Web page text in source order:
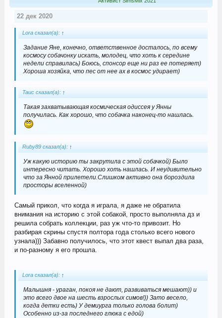
22 дек 2020
Lora сказал(а): ↑
Задание Яне, конечно, ответственное досталось, по всему
космосу собачонку искать, молодец, что хоть к середине
недели справилась) Боюсь, спонсор еще ни раз ее потеряет)
Хороша хозяйка, что пес от нее ах в космос удирает)
Tauc сказал(а): ↑
Такая захватывающая космическая одиссея у Янны
получилась. Как хорошо, что собачка наконец-то нашлась.
Ruby89 сказал(а): ↑
Уж какую историю ты закрутила с этой собачкой) Было
интересно читать. Хорошо хоть нашлась. И неудивительно
что за Янной прилетели.Слишком активно она бороздила
просторы вселенной)
Самый прикол, что когда я играла, я даже не обратила
внимания на историю с этой собакой, просто выполняла дз и
решила собрать коллекции, раз уж что-то привозит. Но
разбирая скрины спустя полтора года столько всего нового
узнала))) Забавно получилось, что этот квест выпал два раза,
и по-разному я его прошла.
Lora сказал(а): ↑
Малышня - ураган, покоя не дают, развиваться мешают)) и
это всего двое на шесть взрослых симов!)) Зато весело,
когда детки есть) У демиурга только голова болит)
Особенно из-за последнего глюка с едой)